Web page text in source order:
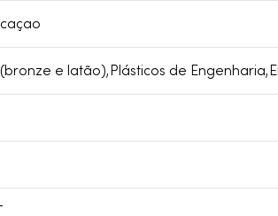
e latão),Plásticos de